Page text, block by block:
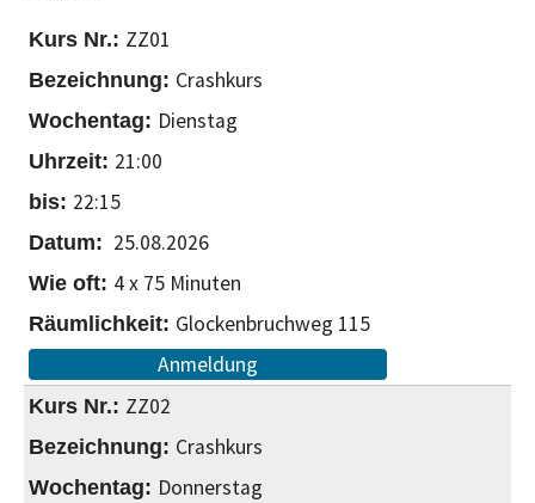
ZZ01
Crashkurs
Dienstag
21:00
22:15
25.08.2026
4 x 75 Minuten
Glockenbruchweg 115
Anmeldung
ZZ02
Crashkurs
Donnerstag